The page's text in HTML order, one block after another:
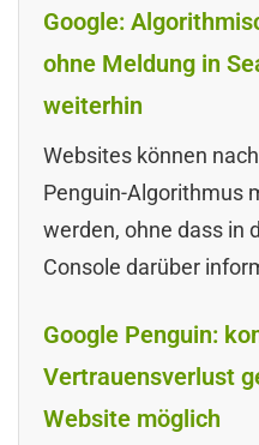
Google:
ohne Meldung in
weiterhin
Websites können
Penguin-Algorithmus
werden, ohne dass in
Console darüber
Google Penguin:
Vertrauensverlust
Website möglich